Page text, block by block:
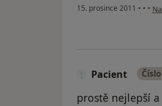
15. prosince 2011 • • •
Pacient
prostě nejlepší